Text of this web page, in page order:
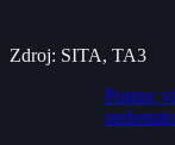
Zdroj: SITA, TA3
Pomoc